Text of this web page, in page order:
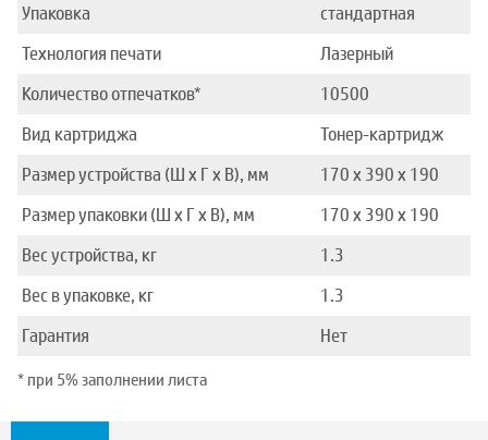
Упаковка
стандартная
Технология печати
Лазерный
Количество отпечатков*
10500
Вид картриджа
Тонер-картридж
Размер устройства (Ш x Г x В), мм
170 x 390 x 190
Размер упаковки (Ш x Г x В), мм
170 x 390 x 190
Вес устройства, кг
1.3
Вес в упаковке, кг
1.3
Гарантия
Нет
* при 5% заполнении листа